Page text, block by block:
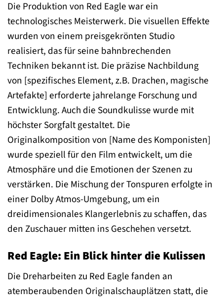
Die Produktion von Red Eagle war ein
technologisches Meisterwerk. Die visuellen Effekte
wurden von einem preisgekrönten Studio
realisiert, das für seine bahnbrechenden
Techniken bekannt ist. Die präzise Nachbildung
von [spezifisches Element, z.B. Drachen, magische
Artefakte] erforderte jahrelange Forschung und
Entwicklung. Auch die Soundkulisse wurde mit
höchster Sorgfalt gestaltet. Die
Originalkomposition von [Name des Komponisten]
wurde speziell für den Film entwickelt, um die
Atmosphäre und die Emotionen der Szenen zu
verstärken. Die Mischung der Tonspuren erfolgte in
einer Dolby Atmos-Umgebung, um ein
dreidimensionales Klangerlebnis zu schaffen, das
den Zuschauer mitten ins Geschehen versetzt.
Red Eagle: Ein Blick hinter die Kulissen
Die Dreharbeiten zu Red Eagle fanden an
atemberaubenden Originalschauplätzen statt, die